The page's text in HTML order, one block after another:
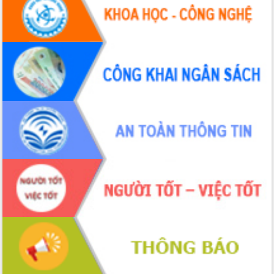
Hội thảo khoa học “Giải pháp thúc đẩy
phát triển nền kinh tế xanh tại tỉnh
Đắk Lắk”
Tăng cường giám sát, đôn đốc thực
hiện nhiệm vụ quản lý tài sản công
hàng tuần
Tháo gỡ những vướng mắc, đẩy mạnh
công tác cải cách thủ tục hành chính
tại Trung tâm Phục vụ hành chính
công tỉnh
Đắk Lắk: Tôn vinh 46 giải pháp tại Hội
thi Sáng tạo Kỹ thuật 2024 - 2025
Đắk Lắk rà soát, điều chỉnh Đề án 190
về phát triển nuôi trồng thủy sản
Phó Chủ tịch UBND tỉnh Đắk Lắk
Trương Công Thái kiểm tra thực địa
Dự án cao tốc Khánh Hòa - Buôn Ma
Thuột
Định vị cà phê Việt Nam như một “di
sản sống” trong dòng chảy toàn cầu